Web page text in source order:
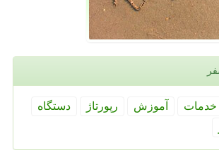
خدمات آموزش رپورتاژ
دستگاه